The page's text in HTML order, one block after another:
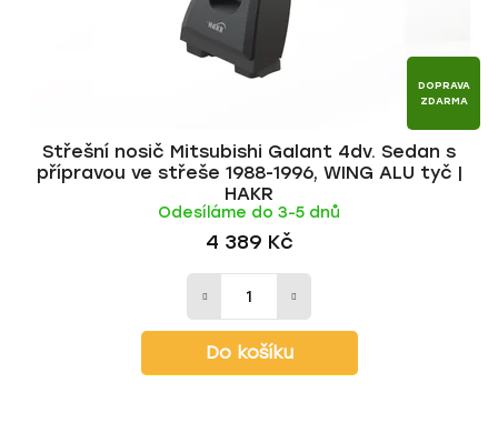
DOPRAVA
ZDARMA
Střešní nosič Mitsubishi Galant 4dv. Sedan s
přípravou ve střeše 1988-1996, WING ALU tyč |
HAKR
Odesíláme do 3-5 dnů
4 389 Kč
Do košíku